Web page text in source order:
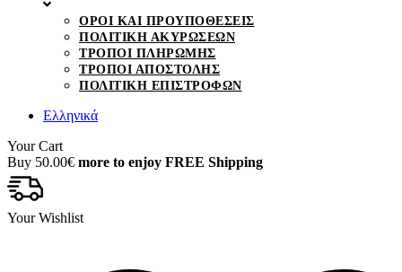
ΟΡΟΙ ΚΑΙ ΠΡΟΥΠΟΘΕΣΕΙΣ
ΠΟΛΙΤΙΚΗ ΑΚΥΡΩΣΕΩΝ
ΤΡΟΠΟΙ ΠΛΗΡΩΜΗΣ
ΤΡΟΠΟΙ ΑΠΟΣΤΟΛΗΣ
ΠΟΛΙΤΙΚΗ ΕΠΙΣΤΡΟΦΩΝ
Ελληνικά
Your Cart
Buy 50.00€ more to enjoy FREE Shipping
Your Wishlist